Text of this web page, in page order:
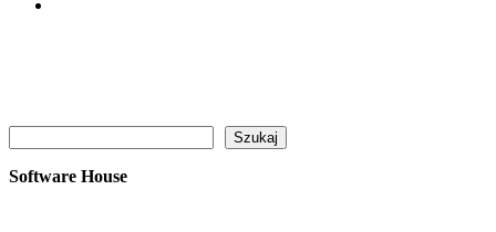
Szukaj
Software House